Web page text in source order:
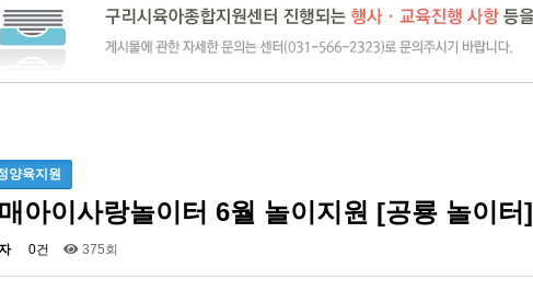
양육지원
아이사랑놀이터 6월 놀이지원 [공룡 놀이터]
0건 375회